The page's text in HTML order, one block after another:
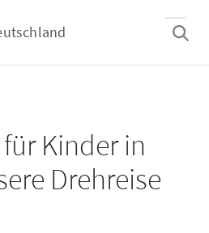
Kinder in
Drehreise